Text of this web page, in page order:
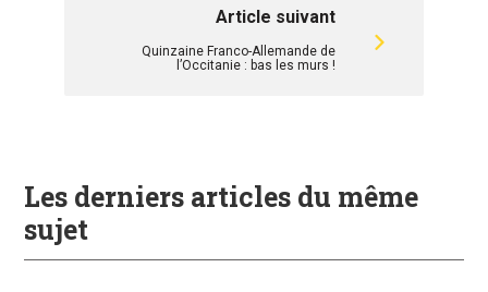
Article suivant
Quinzaine Franco-Allemande de
l’Occitanie : bas les murs !
Les derniers articles du même
sujet